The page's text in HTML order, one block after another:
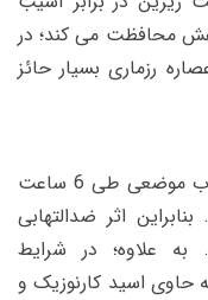
محافظت می کند؛ در
رزماری بسیار حائز
رزمارینیک اسید و عصاره رزماری در التهاب موضعی طی 6 ساعت
بنابراین اثر ضدالتهابی
علاوه؛ در شرایط
حاوی اسید کارنوزیک و